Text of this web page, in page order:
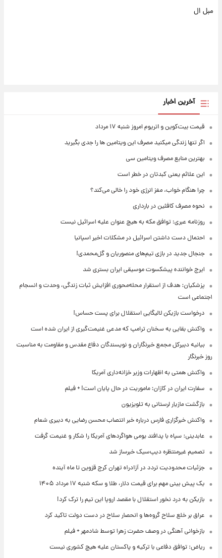
مبل ال
آخرین اخبار
قیمت بیت‌کوین و اتریوم امروز شنبه ۱۷ مرداد
اگر تنها زندگی میکنید مصرف این ویتامین ها را جدی بگیرید
بهترین منابع مصرف ویتامین سی
این علائم یعنی کبدتان در خطر است
چرا هنگام خواب، مغز انرژی خود را خالی می‌کند؟
نحوه مصرف کافئین در بارداری
روزنامه عبری: توافق مکه به هیچ عنوان علیه اسرائیل نیست
احتمال دست داشتن اسرائیل در مشکلات اخیر اسپانیا
جنجال جدید در بازی تیم‌های منصوریان و گل‌محمدی!
ایرج خواننده پیشکسوت موسیقی ایران بستری شد
پزشکیان: هدف از استقرار محله‌محوری افزایش ثبات زندگی، وحدت و انسجام
اجتماعی است
درخواست بازیکن لالیگایی استقلال برای پست حساس!
واکنش بقایی به سخنان ترامپ که مدعی غنیمت‌گیری از ایران شده است
بیانیه دبیرکل مجمع خبرنگاران و نویسندگان دفاع مقدس و مقاومت به مناسبت
روز خبرنگار
واکنش همتی به اظهارات وزیر خزانه‌داری آمریکا
سفارت ایران در کازان: ماموریت در حال پایان است! + فیلم
بازگشت مازیار لرستانی به تلویزیون
واکنش خبرگزاری فارس درباره خبر انتصاب محسن رضایی به دبیری شعام
عابدینی: سپاه با پدافند بومی هواگردهای آمریکا را شکار و غنیمت گرفت
تصمیم غیرمنتظره دیپ‌سیک خبرساز شد
جزئیات محدودیت تردد در آزادراه تهران کرج قزوین تا ماه آینده
یک پیش ‌بینی مهم برای قیمت دلار، طلا و سکه شنبه ۱۷ مرداد ۱۴۰۵
بازیکن به درد نخور استقلال با مقصد اروپا این تیم را ترک کرد!
عراق بر خلع سلاح گروه‌ها و انحصار سلاح در دست دولت تاکید کرد
بازخوانی آهنگی در وصف حضرت زهرا توسط شادمهر + فیلم
ریاض: توافق دفاعی با ترکیه و پاکستان علیه هیچ کشوری نیست